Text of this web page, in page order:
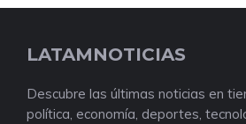
LATAMNOTICIAS
Descubre las últimas noticias en
política, economía, deportes,